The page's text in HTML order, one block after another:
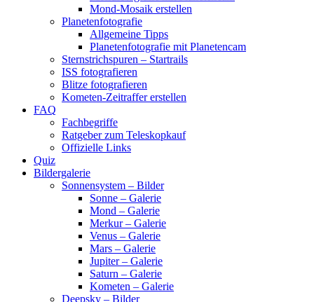
Mond-Mosaik erstellen
Planetenfotografie
Allgemeine Tipps
Planetenfotografie mit Planetencam
Sternstrichspuren – Startrails
ISS fotografieren
Blitze fotografieren
Kometen-Zeitraffer erstellen
FAQ
Fachbegriffe
Ratgeber zum Teleskopkauf
Offizielle Links
Quiz
Bildergalerie
Sonnensystem – Bilder
Sonne – Galerie
Mond – Galerie
Merkur – Galerie
Venus – Galerie
Mars – Galerie
Jupiter – Galerie
Saturn – Galerie
Kometen – Galerie
Deepsky – Bilder